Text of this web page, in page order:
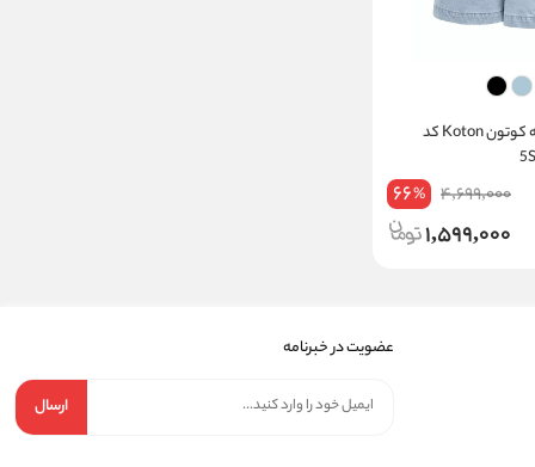
شلوارک جین زنانه کوتون Koton کد
4,699,000
66%
1,599,000
عضویت در خبرنامه
ارسال